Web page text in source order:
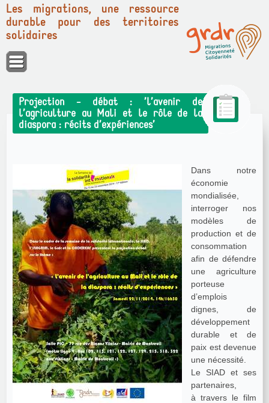
Panneau de gestion des cookies
Les migrations, une ressource
durable pour des territoires
solidaires
Projection - débat : ’l’avenir de
l’agriculture au Mali et le rôle de la
diaspora : récits d’expériences’
Dans notre
économie
mondialisée,
interroger nos
modèles de
production et de
consommation
afin de défendre
une agriculture
porteuse
d’emplois
dignes, de
développement
durable et de
paix est devenue
une nécessité.
Le SIAD et ses
partenaires,
à travers le film